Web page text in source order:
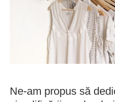
Ne-am propus să